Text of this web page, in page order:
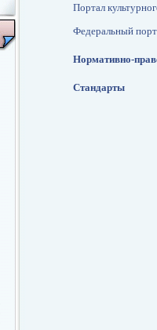
Портал
Федеральный
Нормативно-
Стандарты